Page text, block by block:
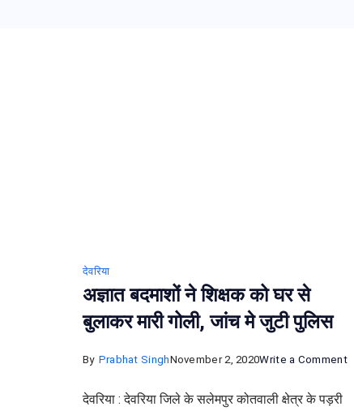
देवरिया
अज्ञात बदमाशों ने शिक्षक को घर से
बुलाकर मारी गोली, जांच मे जुटी पुलिस
By Prabhat SinghNovember 2, 2020Write a Commenton
देवरिया : देवरिया जिले के सलेमपुर कोतवाली क्षेत्र के पड़री